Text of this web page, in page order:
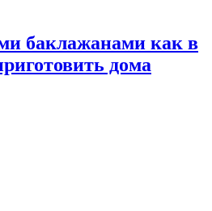
баклажанами как в
дома